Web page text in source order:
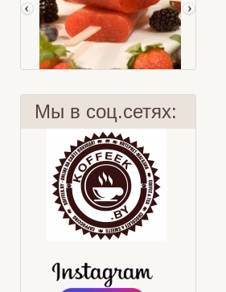
Чайное мороженое с лесными
ягодами
Мы в соц.сетях: